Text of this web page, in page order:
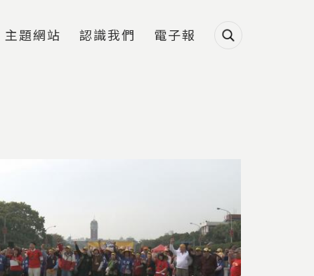
主題網站 認識我們 電子報